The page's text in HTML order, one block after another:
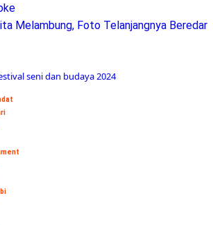
Melambung, Foto Telanjangnya Beredar